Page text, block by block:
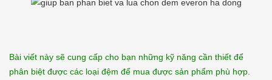
Bài viết này sẽ cung cấp cho bạn những kỹ năng cần thiết để
phân biệt được các loại đệm để mua được sản phẩm phù hợp.